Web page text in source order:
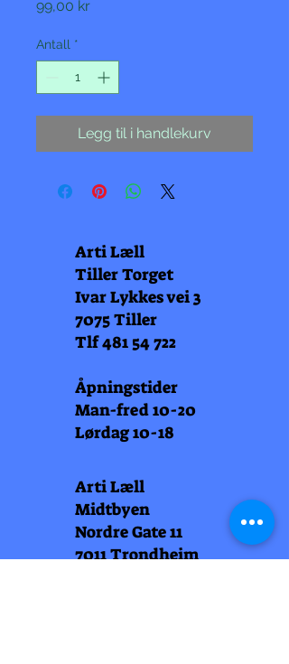
99,00 krPris
Antall *
Legg til i handlekurv
Arti Læll
Tiller Torget
Ivar Lykkes vei 3
7075 Tiller
Tlf481 54 722
Åpningstider
Man-fred 10-20
Lørdag 10-18
Arti Læll
Midtbyen
Nordre Gate 11
7011 Trondheim